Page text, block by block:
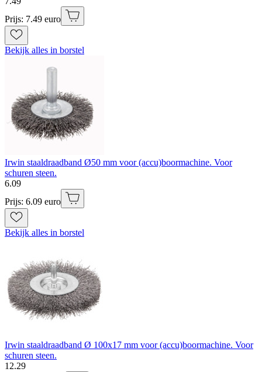
Prijs: 7.49 euro
Bekijk alles in borstel
Irwin staaldraadband Ø50 mm voor (accu)boormachine. Voor
schuren steen.
6.09
Prijs: 6.09 euro
Bekijk alles in borstel
Irwin staaldraadband Ø 100x17 mm voor (accu)boormachine. Voor
schuren steen.
12.29